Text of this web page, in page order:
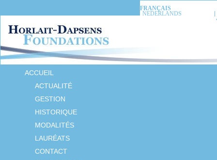
FRANÇAIS
NEDERLANDS
ACCUEIL
ACTUALITÉ
GESTION
HISTORIQUE
MODALITÉS
LAURÉATS
CONTACT